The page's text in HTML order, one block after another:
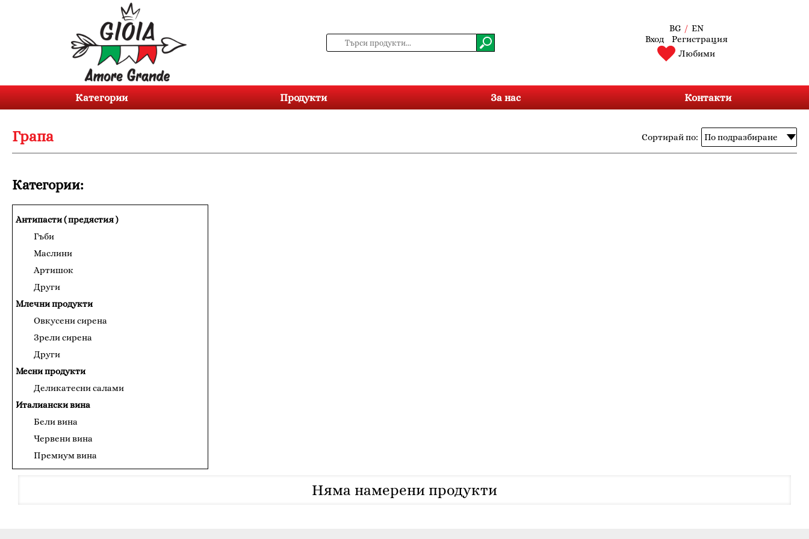
Категории
За
Контакти
Вход
Регистрация
BG
BG/ EN
Вход
Регистрация
Любими
Категории Продукти За нас Контакти
Грапа Сортирай по:
Категории:
Антипасти ( предястия )
Гъби
Маслини
Артишок
Други
Млечни продукти
Овкусени сирена
Зрели сирена
Други
Месни продукти
Деликатесни салами
Италиански вина
Бели вина
Червени вина
Премиум вина
Консервирани продукти и сосове
Няма намерени продукти